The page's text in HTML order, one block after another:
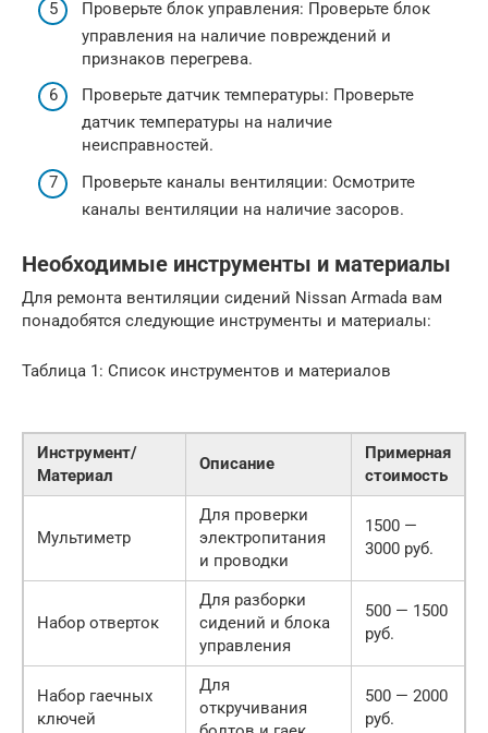
Проверьте блок управления: Проверьте блок
управления на наличие повреждений и
признаков перегрева.
Проверьте датчик температуры: Проверьте
датчик температуры на наличие
неисправностей.
Проверьте каналы вентиляции: Осмотрите
каналы вентиляции на наличие засоров.
Необходимые инструменты и материалы
Для ремонта вентиляции сидений Nissan Armada вам
понадобятся следующие инструменты и материалы:
Таблица 1: Список инструментов и материалов
Инструмент/
Материал
Описание
Примерная
стоимость
Мультиметр
Для проверки
электропитания
и проводки
1500 —
3000 руб.
Набор отверток
Для разборки
сидений и блока
управления
500 — 1500
руб.
Набор гаечных
ключей
Для
откручивания
500 — 2000
руб.